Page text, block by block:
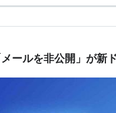
ールを非公開」が新